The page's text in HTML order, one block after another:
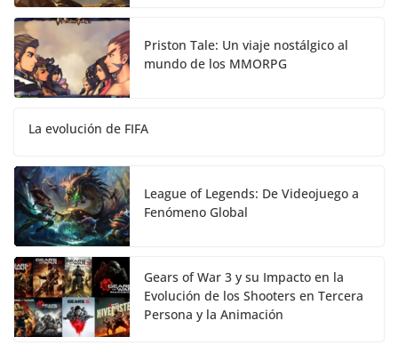
Priston Tale: Un viaje nostálgico al
mundo de los MMORPG
La evolución de FIFA
League of Legends: De Videojuego a
Fenómeno Global
Gears of War 3 y su Impacto en la
Evolución de los Shooters en Tercera
Persona y la Animación